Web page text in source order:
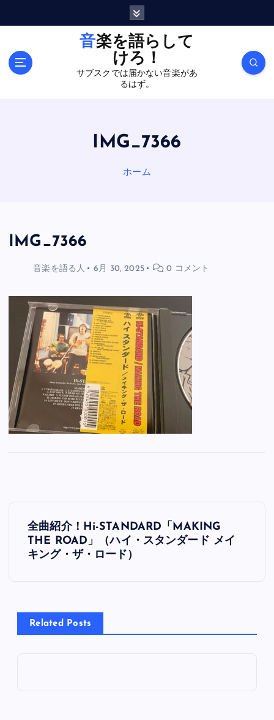
音楽を語らして
けろ！
サブスクでは届かない音楽があ
るはず。
IMG_7366
ホーム
IMG_7366
音楽を語る人 6月 30, 2025 0 コメント
投
稿
ビ
ゲ
全曲紹介！Hi-STANDARD「MAKING
THE ROAD」（ハイ・スタンダード メイ
キング・ザ・ロード）
Related Posts